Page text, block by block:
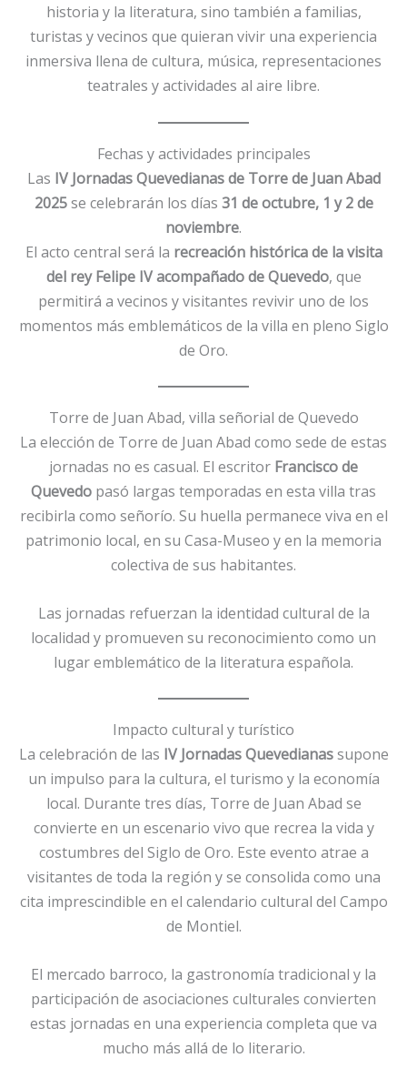
historia y la literatura, sino también a familias,
turistas y vecinos que quieran vivir una experiencia
inmersiva llena de cultura, música, representaciones
teatrales y actividades al aire libre.
Fechas y actividades principales
Las IV Jornadas Quevedianas de Torre de Juan Abad
2025se celebrarán los días 31 de octubre, 1 y 2 de
noviembre.
El acto central será la recreación histórica de la visita
del rey Felipe IV acompañado de Quevedo, que
permitirá a vecinos y visitantes revivir uno de los
momentos más emblemáticos de la villa en pleno Siglo
de Oro.
Torre de Juan Abad, villa señorial de Quevedo
La elección de Torre de Juan Abad como sede de estas
jornadas no es casual. El escritor Francisco de
Quevedo pasó largas temporadas en esta villa tras
recibirla como señorío. Su huella permanece viva en el
patrimonio local, en su Casa-Museo y en la memoria
colectiva de sus habitantes.
Las jornadas refuerzan la identidad cultural de la
localidad y promueven su reconocimiento como un
lugar emblemático de la literatura española.
Impacto cultural y turístico
La celebración de las IV Jornadas Quevedianassupone
un impulso para la cultura, el turismo y la economía
local. Durante tres días, Torre de Juan Abad se
convierte en un escenario vivo que recrea la vida y
costumbres del Siglo de Oro. Este evento atrae a
visitantes de toda la región y se consolida como una
cita imprescindible en el calendario cultural del Campo
de Montiel.
El mercado barroco, la gastronomía tradicional y la
participación de asociaciones culturales convierten
estas jornadas en una experiencia completa que va
mucho más allá de lo literario.